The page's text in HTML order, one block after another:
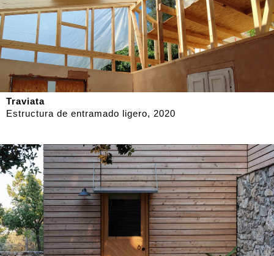
Traviata
Estructura de entramado ligero, 2020